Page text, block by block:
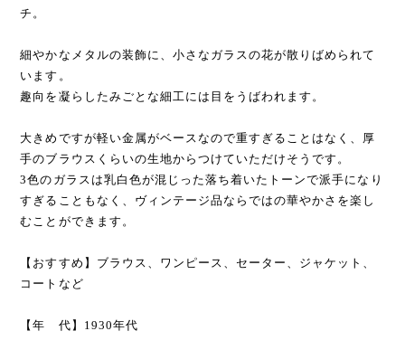
チ。
細やかなメタルの装飾に、小さなガラスの花が散りばめられて
います。
趣向を凝らしたみごとな細工には目をうばわれます。
大きめですが軽い金属がベースなので重すぎることはなく、厚
手のブラウスくらいの生地からつけていただけそうです。
3色のガラスは乳白色が混じった落ち着いたトーンで派手になり
すぎることもなく、ヴィンテージ品ならではの華やかさを楽し
むことができます。
【おすすめ】ブラウス、ワンピース、セーター、ジャケット、
コートなど
【年 代】1930年代